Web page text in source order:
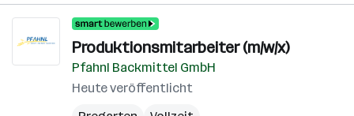
Produktionsmitarbeiter (m/w/x)
Pfahnl Backmittel GmbH
Heute veröffentlicht